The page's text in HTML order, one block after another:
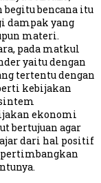
begitu bencana itu
dampak yang
materi.
pada matkul
yaitu dengan
tertentu dengan
kebijakan
ekonomi
bertujuan agar
dari hal positif